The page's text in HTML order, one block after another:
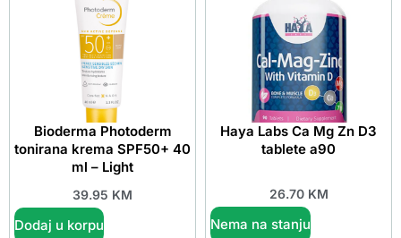
Bioderma Photoderm
tonirana krema SPF50+ 40
ml – Light
39.95 KM
Dodaj u korpu
Haya Labs Ca Mg Zn D3
tablete a90
26.70 KM
Nema na stanju